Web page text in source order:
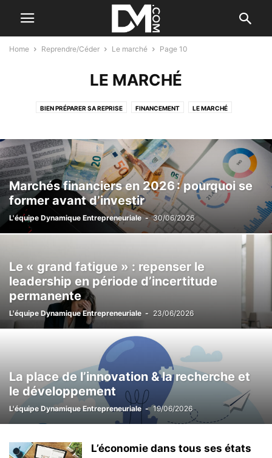
Home Reprendre/Céder Le marché Page 10
LE MARCHÉ
BIEN PRÉPARER SA REPRISE FINANCEMENT LE MARCHÉ
Marchés financiers en 2026 : pourquoi se
former avant d’investir
L'équipe Dynamique Entrepreneuriale - 30/06/2026
Le « grand fatigue » : repenser le
leadership en période d’incertitude
permanente
L'équipe Dynamique Entrepreneuriale - 23/06/2026
La place de l’innovation & la recherche et
le développement
L'équipe Dynamique Entrepreneuriale - 19/06/2026
L’économie dans tous ses états